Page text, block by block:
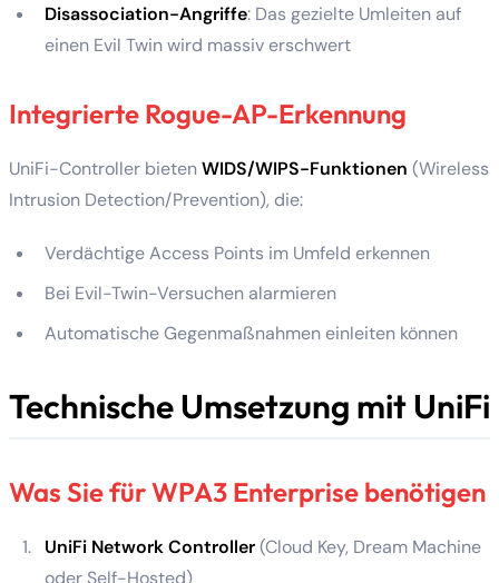
Disassociation-Angriffe: Das gezielte Umleiten auf
einen Evil Twin wird massiv erschwert
Integrierte Rogue-AP-Erkennung
UniFi-Controller bietenWIDS/WIPS-Funktionen (Wireless
Intrusion Detection/Prevention), die:
Verdächtige Access Points im Umfeld erkennen
Bei Evil-Twin-Versuchen alarmieren
Automatische Gegenmaßnahmen einleiten können
Technische Umsetzung mit UniFi
Was Sie für WPA3 Enterprise benötigen
UniFi Network Controller(Cloud Key, Dream Machine
oder Self-Hosted)